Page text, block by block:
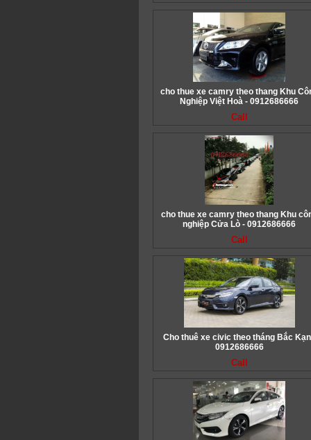
cho thue xe camry theo thang Khu
Nghiệp Việt Hoà - 0912686666
Call
cho thue xe camry theo thang Khu
nghiệp Cửa Lò - 0912686666
Call
Cho thuê xe civic theo tháng Bắc
0912686666
Call